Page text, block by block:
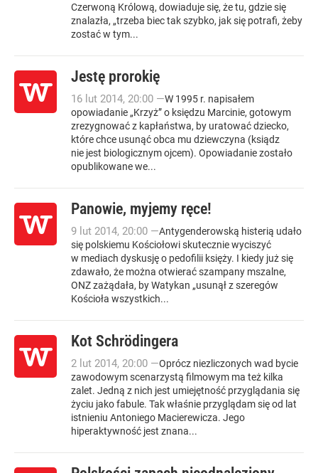
Czerwoną Królową, dowiaduje się, że tu, gdzie się
znalazła, „trzeba biec tak szybko, jak się potrafi, żeby
zostać w tym...
Jestę prorokię
16 lut 2014, 20:00 —W 1995 r. napisałem
opowiadanie „Krzyż” o księdzu Marcinie, gotowym
zrezygnować z kapłaństwa, by uratować dziecko,
które chce usunąć obca mu dziewczyna (ksiądz
nie jest biologicznym ojcem). Opowiadanie zostało
opublikowane we...
Panowie, myjemy ręce!
9 lut 2014, 20:00 —Antygenderowską histerią udało
się polskiemu Kościołowi skutecznie wyciszyć
w mediach dyskusję o pedofilii księży. I kiedy już się
zdawało, że można otwierać szampany mszalne,
ONZ zażądała, by Watykan „usunął z szeregów
Kościoła wszystkich...
Kot Schrödingera
2 lut 2014, 20:00 —Oprócz niezliczonych wad bycie
zawodowym scenarzystą filmowym ma też kilka
zalet. Jedną z nich jest umiejętność przyglądania się
życiu jako fabule. Tak właśnie przyglądam się od lat
istnieniu Antoniego Macierewicza. Jego
hiperaktywność jest znana...